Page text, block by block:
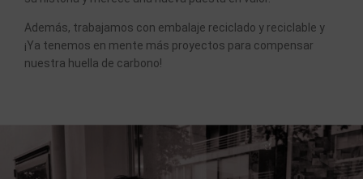
Además, trabajamos con embalaje reciclado y reciclable y
¡Ya tenemos en mente más proyectos para compensar
nuestra huella de carbono!